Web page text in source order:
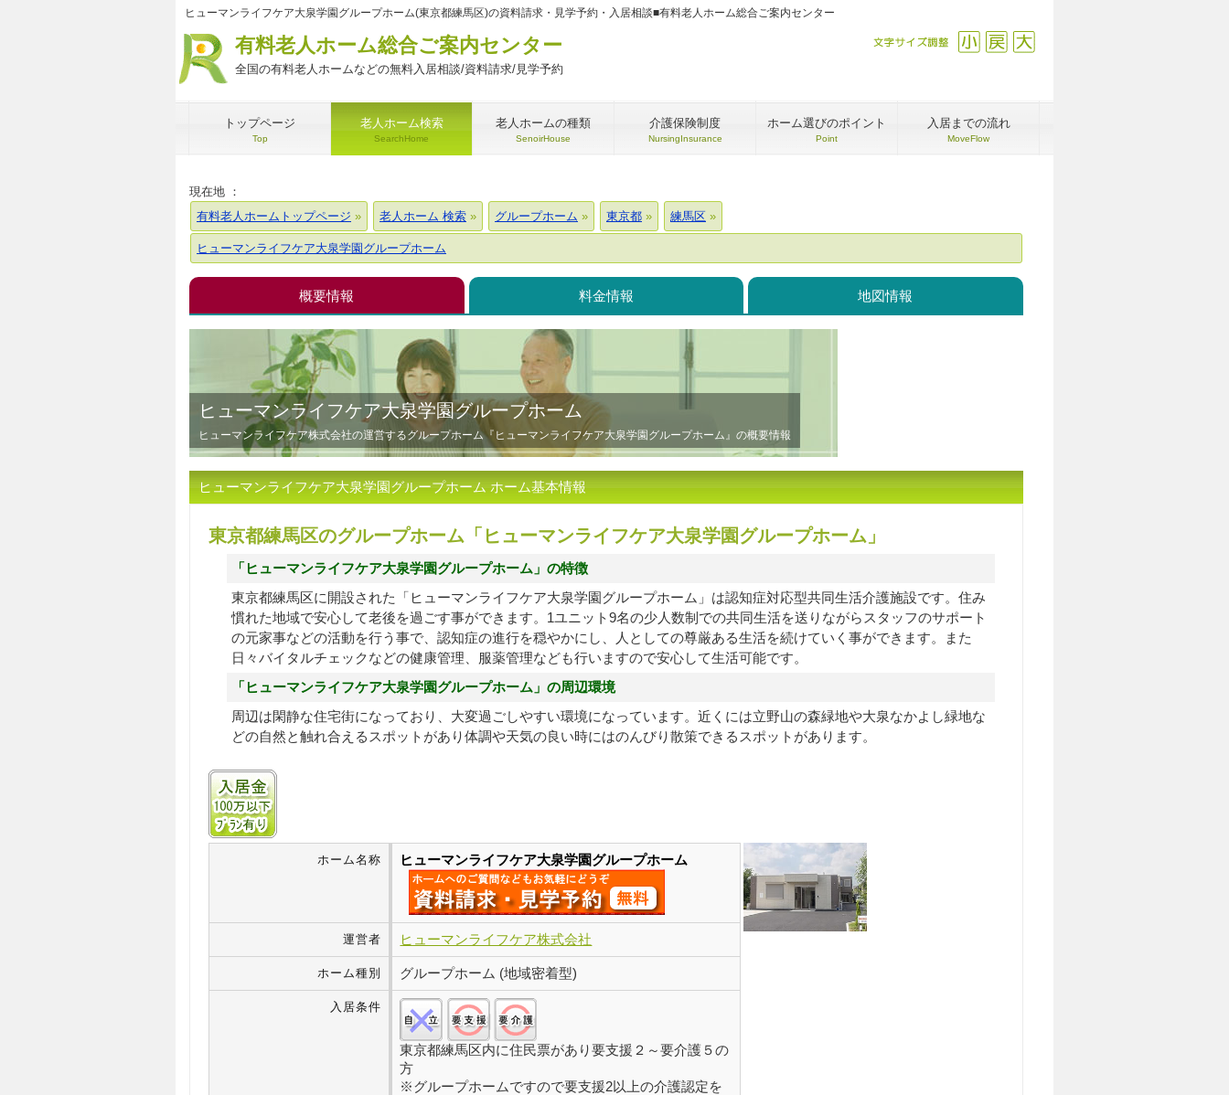
ヒューマンライフケア大泉学園グループホーム(東京都練馬区)の資料請求・見学予約・入居相談■有料老人ホーム総合ご案内センター
有料老人ホーム総合ご案内センター
全国の有料老人ホームなどの無料入居相談/資料請求/見学予約
戻す
縮小
文字サイズ調整
トップページ
Top
老人ホーム検索
SearchHome
老人ホームの種類
SenoirHouse
介護保険制度
NursingInsurance
ホーム選びのポイント
Point
入居までの流れ
MoveFlow
現在地 ：
有料老人ホームトップページ
老人ホーム 検索 グループホーム 東京都 練馬区
ヒューマンライフケア大泉学園グループホーム
概要情報 料金情報 地図情報
ヒューマンライフケア大泉学園グループホーム
ヒューマンライフケア株式会社の運営するグループホーム『ヒューマンライフケア大泉学園グループホーム』の概要情報
ヒューマンライフケア大泉学園グループホーム ホーム基本情報
東京都練馬区のグループホーム「ヒューマンライフケア大泉学園グループホーム」
「ヒューマンライフケア大泉学園グループホーム」の特徴
東京都練馬区に開設された「ヒューマンライフケア大泉学園グループホーム」は認知症対応型共同生活介護施設です。住み
慣れた地域で安心して老後を過ごす事ができます。1ユニット9名の少人数制での共同生活を送りながらスタッフのサポート
の元家事などの活動を行う事で、認知症の進行を穏やかにし、人としての尊厳ある生活を続けていく事ができます。また
日々バイタルチェックなどの健康管理、服薬管理なども行いますので安心して生活可能です。
「ヒューマンライフケア大泉学園グループホーム」の周辺環境
周辺は閑静な住宅街になっており、大変過ごしやすい環境になっています。近くには立野山の森緑地や大泉なかよし緑地な
どの自然と触れ合えるスポットがあり体調や天気の良い時にはのんびり散策できるスポットがあります。
ホーム名称 ヒューマンライフケア大泉学園グループホーム
運営者 ヒューマンライフケア株式会社
ホーム種別 グループホーム (地域密着型)
入居条件
東京都練馬区内に住民票があり要支援２～要介護５の
方
※グループホームですので要支援2以上の介護認定を